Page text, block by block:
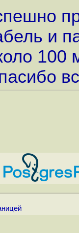
и
100